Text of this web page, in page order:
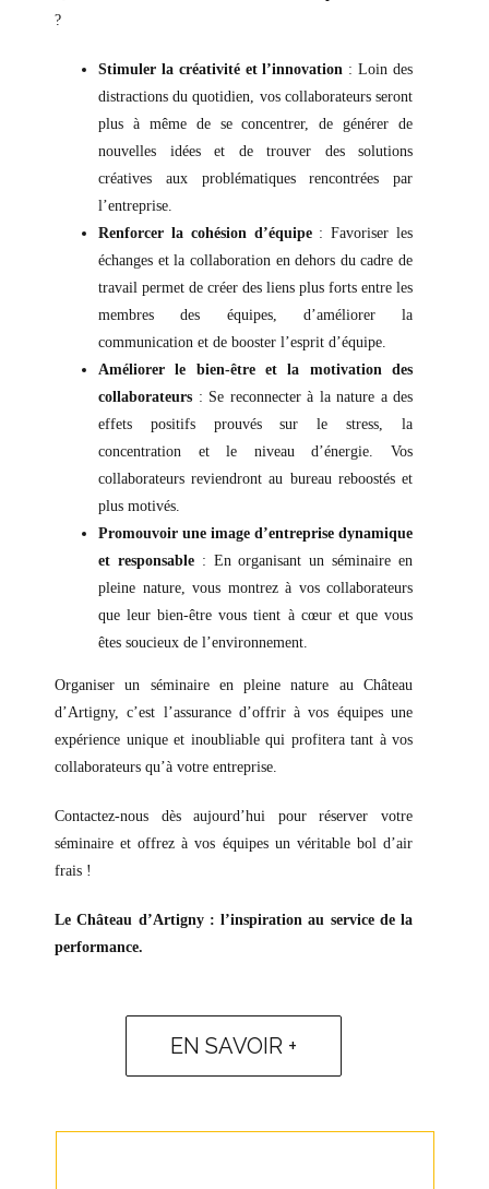
?
Stimuler la créativité et l’innovation : Loin des
distractions du quotidien, vos collaborateurs seront
plus à même de se concentrer, de générer de
nouvelles idées et de trouver des solutions
créatives aux problématiques rencontrées par
l’entreprise.
Renforcer la cohésion d’équipe: Favoriser les
échanges et la collaboration en dehors du cadre de
travail permet de créer des liens plus forts entre les
membres des équipes, d’améliorer la
communication et de booster l’esprit d’équipe.
Améliorer le bien-être et la motivation des
collaborateurs : Se reconnecter à la nature a des
effets positifs prouvés sur le stress, la
concentration et le niveau d’énergie. Vos
collaborateurs reviendront au bureau reboostés et
plus motivés.
Promouvoir une image d’entreprise dynamique
et responsable: En organisant un séminaire en
pleine nature, vous montrez à vos collaborateurs
que leur bien-être vous tient à cœur et que vous
êtes soucieux de l’environnement.
Organiser un séminaire en pleine nature au Château
d’Artigny, c’est l’assurance d’offrir à vos équipes une
expérience unique et inoubliable qui profitera tant à vos
collaborateurs qu’à votre entreprise.
Contactez-nous dès aujourd’hui pour réserver votre
séminaire et offrez à vos équipes un véritable bol d’air
frais !
Le Château d’Artigny : l’inspiration au service de la
performance.
EN SAVOIR +